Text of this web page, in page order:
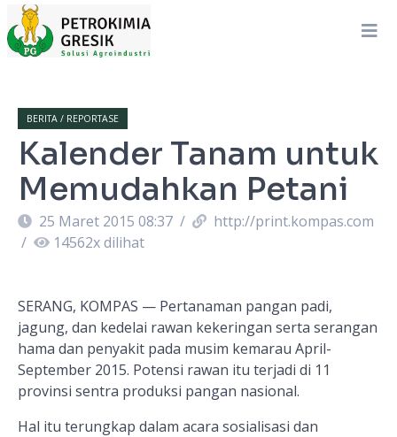
BERITA / REPORTASE
Kalender Tanam untuk
Memudahkan Petani
25 Maret 2015 08:37 /
http://print.kompas.com
/
14562x dilihat
SERANG, KOMPAS — Pertanaman pangan padi,
jagung, dan kedelai rawan kekeringan serta serangan
hama dan penyakit pada musim kemarau April-
September 2015. Potensi rawan itu terjadi di 11
provinsi sentra produksi pangan nasional.
Hal itu terungkap dalam acara sosialisasi dan